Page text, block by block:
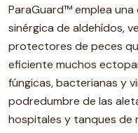
ParaGuard™ emplea
sinérgica de aldehídos,
protectores de peces
eficiente muchos
fúngicas, bacterianas y
podredumbre de las
hospitales y tanques de